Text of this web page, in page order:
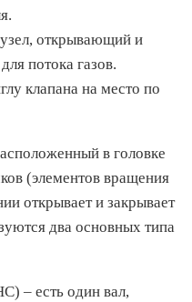
открывающий и
потока газов.
клапана на место по
в головке
(элементов вращения
открывает и закрывает
два основных типа
– есть один вал,